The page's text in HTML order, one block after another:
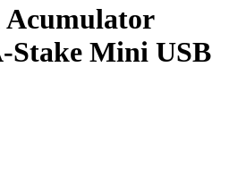
Acumulator
Stake Mini USB